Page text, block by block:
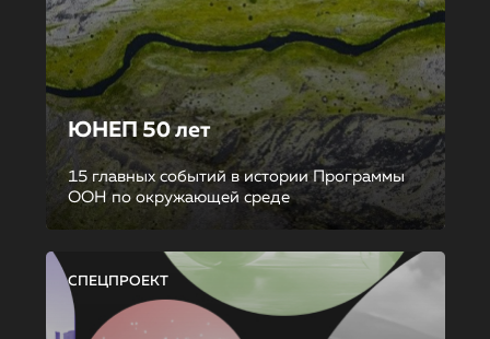
ЮНЕП 50 лет
15 главных событий в истории Программы
ООН по окружающей среде
СПЕЦПРОЕКТ